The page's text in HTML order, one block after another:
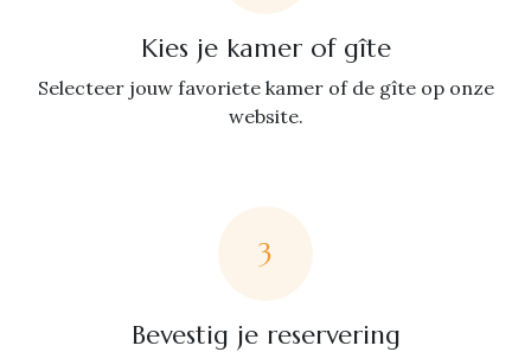
Kies je kamer of gîte
Selecteer jouw favoriete kamer of de gîte op onze
website.
3
Bevestig je reservering